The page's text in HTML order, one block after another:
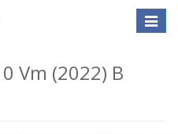
Toggle
Vm (2022) В